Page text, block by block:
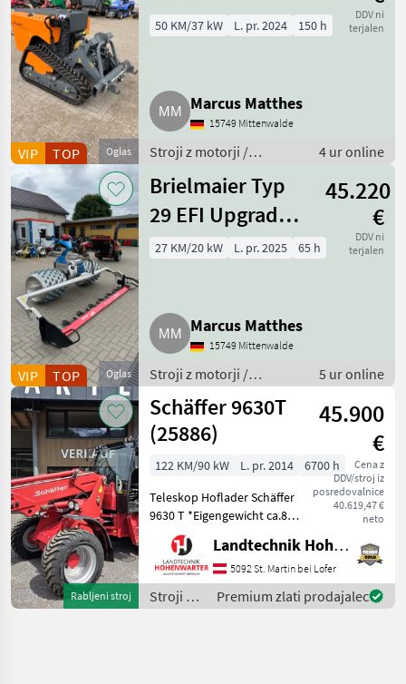
Oglas
VIP TOP
Funkraupe
DDV ni
terjalen
50 KM/37 kW L. pr. 2024 150 h
Marcus Matthes
15749 Mittenwalde
Stroji z motorji /
prekopalnik
4 ur online
Oglas
VIP TOP
Brielmaier Typ
29 EFI Upgrade
Vorführmaschine
45.220
€
DDV ni
terjalen
27 KM/20 kW L. pr. 2025 65 h
Marcus Matthes
15749 Mittenwalde
Stroji z motorji /
Motorna kosilnica/
prekopalnik
5 ur online
Rabljeni stroj
Schäffer 9630T
(25886)
45.900
€
Cena z
DDV/stroj iz
posredovalnice
40.619,47 €
neto
122 KM/90 kW L. pr. 2014
6700 h
Teleskop Hoflader Schäffer
9630 T *Eigengewicht ca.8 t
*Bereifung 400/55-22, 5
*Kipplast 4200 kg
*Radstand 2.52 m
*Fahrgeschwindigkeit 20
km/h *Wenderadius innen
Landtechnik Hohenwarter GmbH
5092 St. Martin bei Lofer
Stroji z
motorji /
Premium zlati prodajalec